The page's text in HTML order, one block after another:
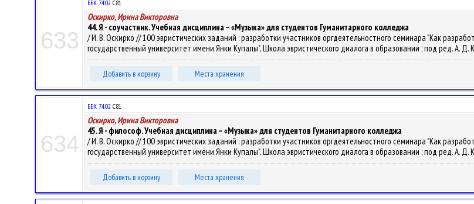
633
ББК 74.02 С81
Оскирко, Ирина Викторовна
44. Я - соучастник. Учебная дисциплина – «Музыка» для студентов Гуманитарного колледжа
/ И. В. Оскирко // 100 эвристических заданий : разработки участников оргдеятельностного семинара "Как
государственный университет имени Янки Купалы", Школа эвристического диалога в образовании ; под ред. А. Д.
Добавить в корзину Места хранения
634
ББК 74.02 С81
Оскирко, Ирина Викторовна
45. Я - философ. Учебная дисциплина – «Музыка» для студентов Гуманитарного колледжа
/ И. В. Оскирко // 100 эвристических заданий : разработки участников оргдеятельностного семинара "Как
государственный университет имени Янки Купалы", Школа эвристического диалога в образовании ; под ред. А. Д.
Добавить в корзину Места хранения